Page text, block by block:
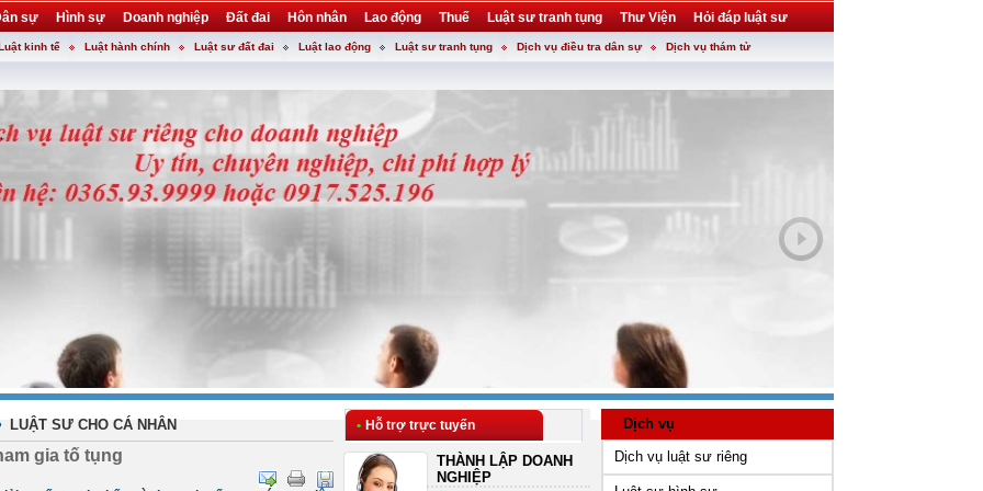
sự Hình sự Doanh nghiệp Đất đai Hôn nhân Lao động Thuế Luật sư tranh tụng Thư Viện Hỏi đáp luật sư
kinh tế Luật hành chính Luật sư đất đai Luật lao động Luật sư tranh tụng Dịch vụ điều tra dân sự Dịch vụ thám tử
LUẬT SƯ CHO CÁ NHÂN
gia tố tụng
• Hỗ trợ trực tuyến
THÀNH LẬP DOANH
NGHIỆP
Dịch vụ
Dịch vụ luật sư riêng